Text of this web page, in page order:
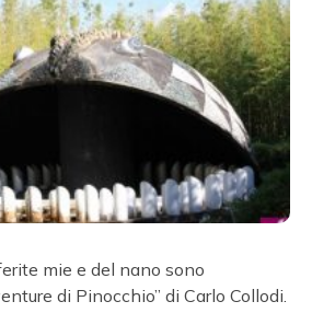
mie e del nano sono
di Pinocchio” di Carlo Collodi.